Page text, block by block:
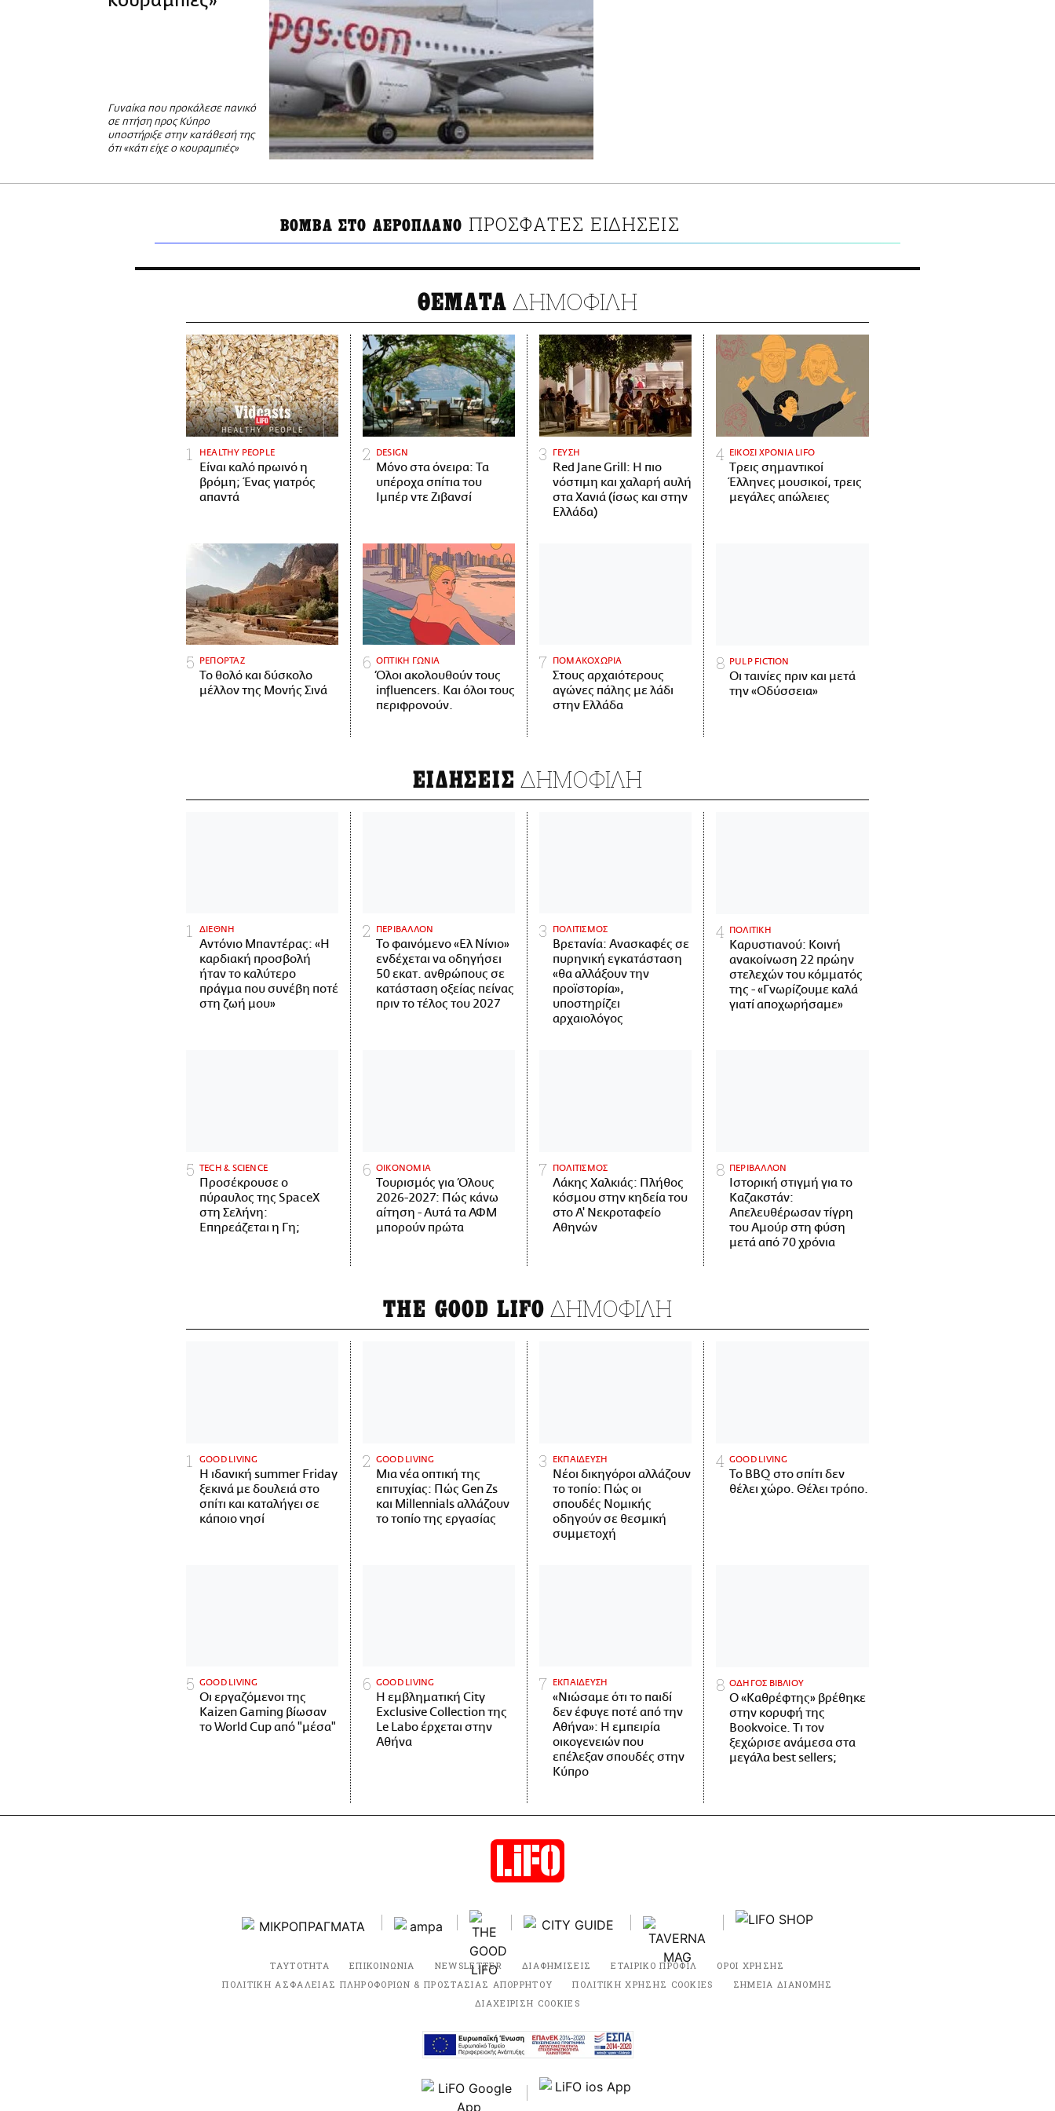
Γυναίκα που προκάλεσε πανικό
σε πτήση προς Κύπρο
υποστήριξε στην κατάθεσή της
ότι «κάτι είχε ο κουραμπιές»
ΒΟΜΒΑ ΣΤΟ ΑΕΡΟΠΛΑΝΟ ΠΡΟΣΦΑΤΕΣ ΕΙΔΗΣΕΙΣ
ΘΕΜΑΤΑ ΔΗΜΟΦΙΛΗ
HEALTHY PEOPLE
Είναι καλό πρωινό η
βρόμη; Ένας γιατρός
απαντά
DESIGN
Μόνο στα όνειρα: Τα
υπέροχα σπίτια του
Ιμπέρ ντε Ζιβανσί
ΓΕΥΣΗ
Red Jane Grill: Η πιο
νόστιμη και χαλαρή αυλή
στα Χανιά (ίσως και στην
Ελλάδα)
ΕΙΚΟΣΙ ΧΡΟΝΙΑ LIFO
Tρεις σημαντικοί
Έλληνες μουσικοί, τρεις
μεγάλες απώλειες
ΡΕΠΟΡΤΑΖ
Το θολό και δύσκολο
μέλλον της Μονής Σινά
ΟΠΤΙΚΗ ΓΩΝΙΑ
Όλοι ακολουθούν τους
influencers. Και όλοι τους
περιφρονούν.
ΠΟΜΑΚΟΧΩΡΙΑ
Στους αρχαιότερους
αγώνες πάλης με λάδι
στην Ελλάδα
PULP FICTION
Οι ταινίες πριν και μετά
την «Οδύσσεια»
ΕΙΔΗΣΕΙΣ ΔΗΜΟΦΙΛΗ
ΔΙΕΘΝΗ
Αντόνιο Μπαντέρας: «Η
καρδιακή προσβολή
ήταν το καλύτερο
πράγμα που συνέβη ποτέ
στη ζωή μου»
ΠΕΡΙΒΑΛΛΟΝ
Το φαινόμενο «Ελ Νίνιο»
ενδέχεται να οδηγήσει
50 εκατ. ανθρώπους σε
κατάσταση οξείας πείνας
πριν το τέλος του 2027
ΠΟΛΙΤΙΣΜΟΣ
Βρετανία: Ανασκαφές σε
πυρηνική εγκατάσταση
«θα αλλάξουν την
προϊστορία»,
υποστηρίζει
αρχαιολόγος
ΠΟΛΙΤΙΚΗ
Καρυστιανού: Κοινή
ανακοίνωση 22 πρώην
στελεχών του κόμματός
της - «Γνωρίζουμε καλά
γιατί αποχωρήσαμε»
ΤECH & SCIENCE
Προσέκρουσε ο
πύραυλος της SpaceX
στη Σελήνη:
Επηρεάζεται η Γη;
ΟΙΚΟΝΟΜΙΑ
Τουρισμός για Όλους
2026-2027: Πώς κάνω
αίτηση - Αυτά τα ΑΦΜ
μπορούν πρώτα
ΠΟΛΙΤΙΣΜΟΣ
Λάκης Χαλκιάς: Πλήθος
κόσμου στην κηδεία του
στο Α' Νεκροταφείο
Αθηνών
ΠΕΡΙΒΑΛΛΟΝ
Ιστορική στιγμή για το
Καζακστάν:
Απελευθέρωσαν τίγρη
του Αμούρ στη φύση
μετά από 70 χρόνια
THE GOOD LIFO ΔΗΜΟΦΙΛΗ
GOOD LIVING
Η ιδανική summer Friday
ξεκινά με δουλειά στο
σπίτι και καταλήγει σε
κάποιο νησί
GOOD LIVING
Μια νέα οπτική της
επιτυχίας: Πώς Gen Zs
και Millennials αλλάζουν
το τοπίο της εργασίας
ΕΚΠΑΙΔΕΥΣΗ
Νέοι δικηγόροι αλλάζουν
το τοπίο: Πώς οι
σπουδές Νομικής
οδηγούν σε θεσμική
συμμετοχή
GOOD LIVING
Το BBQ στο σπίτι δεν
θέλει χώρο. Θέλει τρόπο.
GOOD LIVING
Οι εργαζόμενοι της
Kaizen Gaming βίωσαν
το World Cup από "μέσα"
GOOD LIVING
Η εμβληματική City
Exclusive Collection της
Le Labo έρχεται στην
Αθήνα
ΕΚΠΑΙΔΕΥΣΗ
«Νιώσαμε ότι το παιδί
δεν έφυγε ποτέ από την
Αθήνα»: Η εμπειρία
οικογενειών που
επέλεξαν σπουδές στην
Κύπρο
ΟΔΗΓΟΣ ΒΙΒΛΙΟΥ
Ο «Καθρέφτης» βρέθηκε
στην κορυφή της
Bookvoice. Τι τον
ξεχώρισε ανάμεσα στα
μεγάλα best sellers;
ΤΑΥΤΟΤΗΤΑ ΕΠΙΚΟΙΝΩΝΙΑ NEWSLETTER ΔΙΑΦΗΜΙΣΕΙΣ ΕΤΑΙΡΙΚΟ ΠΡΟΦΙΛ
ΟΡΟΙ ΧΡΗΣΗΣ
ΠΟΛΙΤΙΚΗ ΑΣΦΑΛΕΙΑΣ ΠΛΗΡΟΦΟΡΙΩΝ & ΠΡΟΣΤΑΣΙΑΣ ΑΠΟΡΡΗΤΟΥ
ΠΟΛΙΤΙΚΗ ΧΡΗΣΗΣ COOKIES
ΣΗΜΕΙΑ ΔΙΑΝΟΜΗΣ
ΔΙΑΧΕΙΡΙΣΗ COOKIES